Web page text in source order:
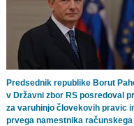
Predsednik republike Borut
v Državni zbor RS posredoval
za varuhinjo človekovih pravic
prvega namestnika računskega